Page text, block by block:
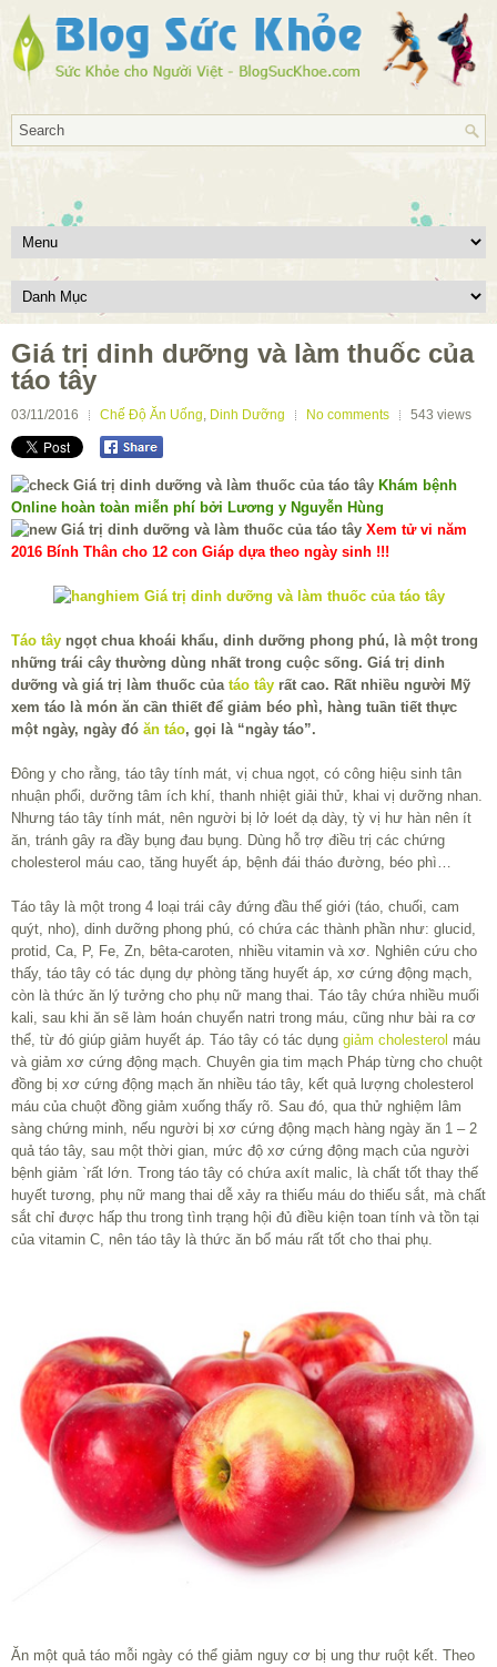
Giá trị dinh dưỡng và làm thuốc của
táo tây
03/11/2016 Chế Độ Ăn Uống, Dinh Dưỡng No comments 543 views
Khám bệnh
Online hoàn toàn miễn phí bởi Lương y Nguyễn Hùng
Xem tử vi năm
2016 Bính Thân cho 12 con Giáp dựa theo ngày sinh !!!
Táo tây ngọt chua khoái khẩu, dinh dưỡng phong phú, là một trong
những trái cây thường dùng nhất trong cuộc sống. Giá trị dinh
dưỡng và giá trị làm thuốc của táo tây rất cao. Rất nhiều người Mỹ
xem táo là món ăn cần thiết để giảm béo phì, hàng tuần tiết thực
một ngày, ngày đó ăn táo, gọi là “ngày táo”.
Đông y cho rằng, táo tây tính mát, vị chua ngọt, có công hiệu sinh tân
nhuận phổi, dưỡng tâm ích khí, thanh nhiệt giải thử, khai vị dưỡng nhan.
Nhưng táo tây tính mát, nên người bị lở loét dạ dày, tỳ vị hư hàn nên ít
ăn, tránh gây ra đầy bụng đau bụng. Dùng hỗ trợ điều trị các chứng
cholesterol máu cao, tăng huyết áp, bệnh đái tháo đường, béo phì…
Táo tây là một trong 4 loại trái cây đứng đầu thế giới (táo, chuối, cam
quýt, nho), dinh dưỡng phong phú, có chứa các thành phần như: glucid,
protid, Ca, P, Fe, Zn, bêta-caroten, nhiều vitamin và xơ. Nghiên cứu cho
thấy, táo tây có tác dụng dự phòng tăng huyết áp, xơ cứng động mạch,
còn là thức ăn lý tưởng cho phụ nữ mang thai. Táo tây chứa nhiều muối
kali, sau khi ăn sẽ làm hoán chuyển natri trong máu, cũng như bài ra cơ
thể, từ đó giúp giảm huyết áp. Táo tây có tác dụng giảm cholesterol máu
và giảm xơ cứng động mạch. Chuyên gia tim mạch Pháp từng cho chuột
đồng bị xơ cứng động mạch ăn nhiều táo tây, kết quả lượng cholesterol
máu của chuột đồng giảm xuống thấy rõ. Sau đó, qua thử nghiệm lâm
sàng chứng minh, nếu người bị xơ cứng động mạch hàng ngày ăn 1 – 2
quả táo tây, sau một thời gian, mức độ xơ cứng động mạch của người
bệnh giảm `rất lớn. Trong táo tây có chứa axít malic, là chất tốt thay thế
huyết tương, phụ nữ mang thai dễ xảy ra thiếu máu do thiếu sắt, mà chất
sắt chỉ được hấp thu trong tình trạng hội đủ điều kiện toan tính và tồn tại
của vitamin C, nên táo tây là thức ăn bổ máu rất tốt cho thai phụ.
Ăn một quả táo mỗi ngày có thể giảm nguy cơ bị ung thư ruột kết. Theo